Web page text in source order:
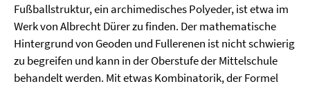
Fußballstruktur, ein archimedisches Polyeder, ist etwa im
Werk von Albrecht Dürer zu finden. Der mathematische
Hintergrund von Geoden und Fullerenen ist nicht schwierig
zu begreifen und kann in der Oberstufe der Mittelschule
behandelt werden. Mit etwas Kombinatorik, der Formel